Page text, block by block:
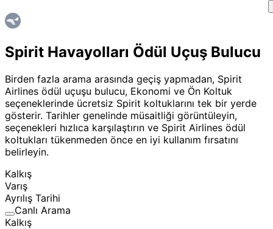
Spirit Havayolları Ödül Uçuş Bulucu
Birden fazla arama arasında geçiş yapmadan, Spirit
Airlines ödül uçuşu bulucu, Ekonomi ve Ön Koltuk
seçeneklerinde ücretsiz Spirit koltuklarını tek bir yerde
gösterir. Tarihler genelinde müsaitliği görüntüleyin,
seçenekleri hızlıca karşılaştırın ve Spirit Airlines ödül
koltukları tükenmeden önce en iyi kullanım fırsatını
belirleyin.
Kalkış
Varış
Ayrılış Tarihi
Canlı Arama
Kalkış